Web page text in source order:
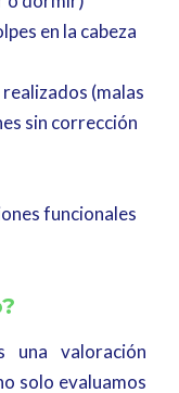
en la cabeza
(malas
sin corrección
funcionales
una valoración
solo evaluamos